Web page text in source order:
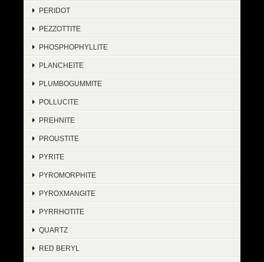
PERIDOT
PEZZOTTITE
PHOSPHOPHYLLITE
PLANCHEITE
PLUMBOGUMMITE
POLLUCITE
PREHNITE
PROUSTITE
PYRITE
PYROMORPHITE
PYROXMANGITE
PYRRHOTITE
QUARTZ
RED BERYL